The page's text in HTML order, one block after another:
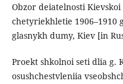
Obzor deiatelnosti
chetyriekhletie 1906–1910
glasnykh dumy, Kiev [in
Proekt shkolnoi seti dlia g.
osushchestvleniia